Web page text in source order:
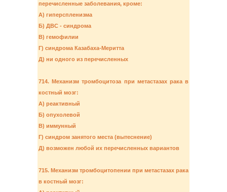
перечисленные заболевания, кроме:
А) гиперспленизма
Б) ДВС - синдрома
В) гемофилии
Г) синдрома Казабаха-Меритта
Д) ни одного из перечисленных
714. Механизм тромбоцитоза при метастазах рака в
костный мозг:
А) реактивный
Б) опухолевой
В) иммунный
Г) синдром занятого места (вытеснение)
Д) возможен любой их перечисленных вариантов
715. Механизм тромбоцитопении при метастазах рака
в костный мозг: